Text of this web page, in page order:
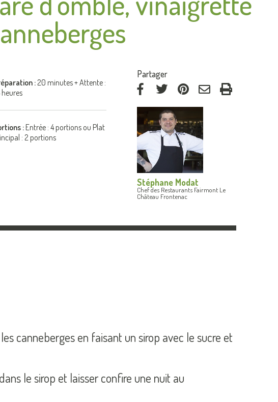
: 20 minutes + Attente :
heures
:Entrée : 4 portions ou Plat
: 2 portions
Partager:
Twitter
Stéphane Modat
Chef des Restaurants Fairmont Le
Château Frontenac
canneberges en faisant un sirop avec le sucre et
le sirop et laisser confire une nuit au